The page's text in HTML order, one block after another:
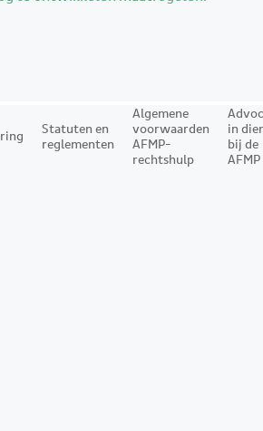
Statuten en
reglementen
Algemene
voorwaarden
AFMP-
rechtshulp
in
bij de
AFMP